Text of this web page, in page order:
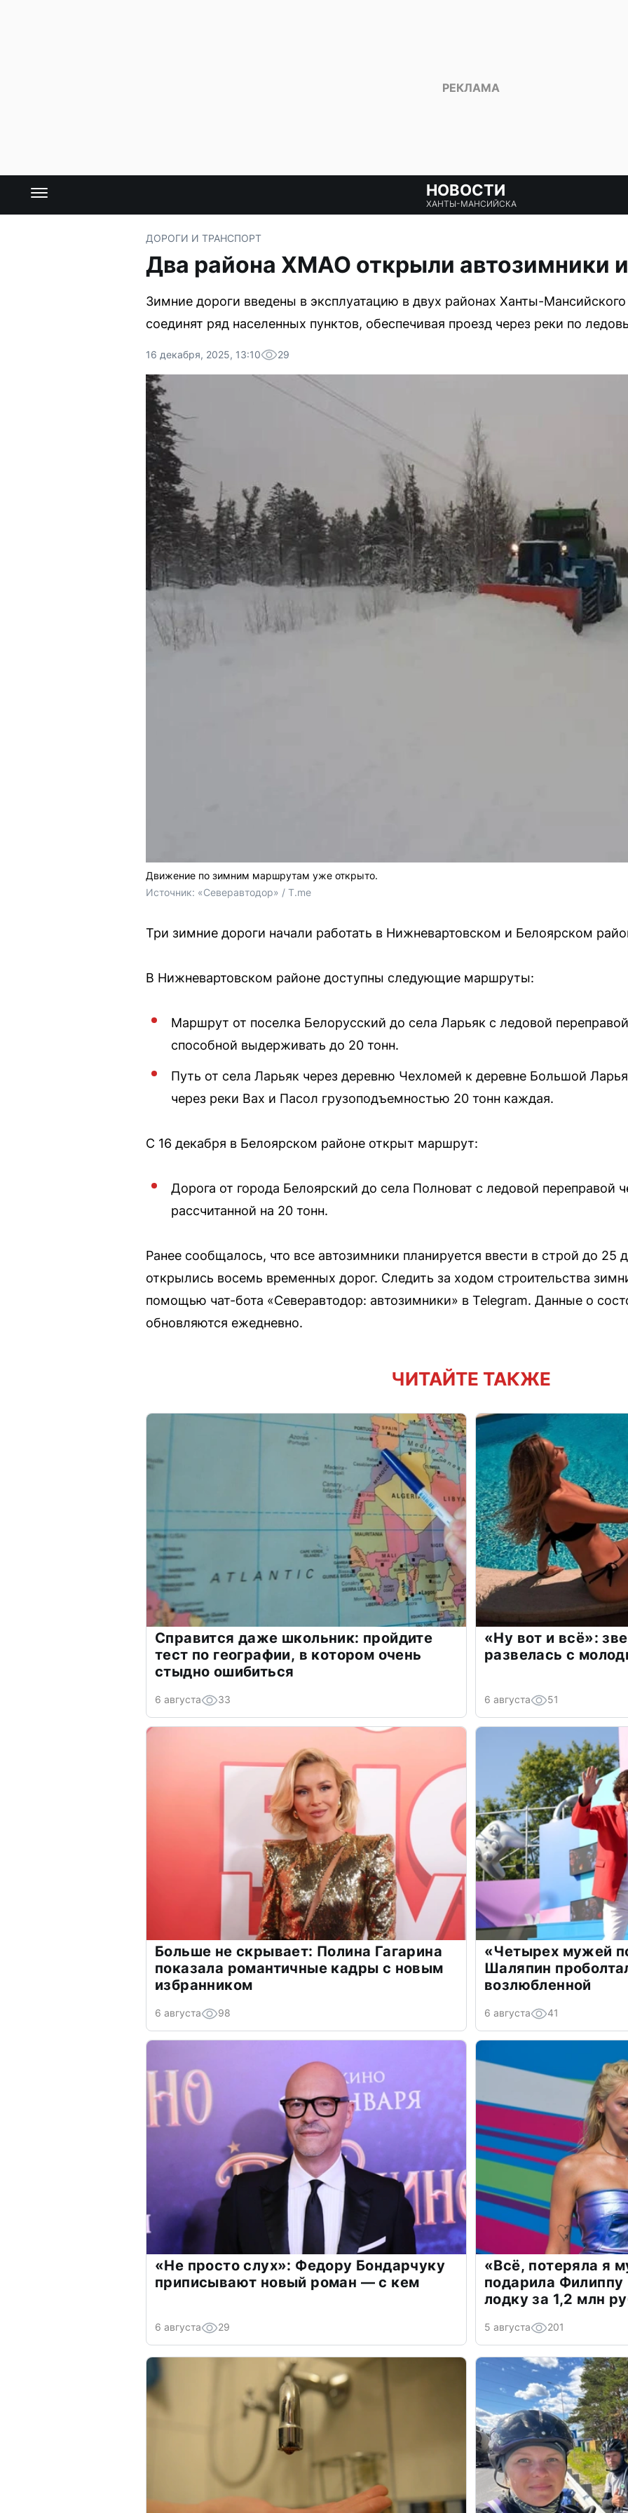
НОВОСТИ
ХАНТЫ-МАНСИЙСКА
ДОРОГИ И ТРАНСПОРТ
Два района ХМАО открыли автозимники
Зимние дороги введены в эксплуатацию в двух районах Ханты-
соединят ряд населенных пунктов, обеспечивая проезд через реки по
16 декабря, 2025, 13:10 29
Движение по зимним маршрутам уже открыто.
Источник: «Северавтодор» / T.me
Три зимние дороги начали работать в Нижневартовском и Белоярском
В Нижневартовском районе доступны следующие маршруты:
Маршрут от поселка Белорусский до села Ларьяк с ледовой
способной выдерживать до 20 тонн.
Путь от села Ларьяк через деревню Чехломей к деревне Большой
через реки Вах и Пасол грузоподъемностью 20 тонн каждая.
С 16 декабря в Белоярском районе открыт маршрут:
Дорога от города Белоярский до села Полноват с ледовой переправой
рассчитанной на 20 тонн.
Ранее сообщалось, что все автозимники планируется ввести в строй до 25
открылись восемь временных дорог. Следить за ходом строительства
помощью чат-бота «Северавтодор: автозимники» в Telegram. Данные о
обновляются ежедневно.
ЧИТАЙТЕ ТАКЖЕ
Справится даже школьник: пройдите
тест по географии, в котором очень
стыдно ошибиться
6 августа 33
«Ну вот и всё»:
развелась с
6 августа 51
Больше не скрывает: Полина Гагарина
показала романтичные кадры с новым
избранником
6 августа 98
«Четырех мужей
Шаляпин
возлюбленной
6 августа 41
«Не просто слух»: Федору Бондарчуку
приписывают новый роман — с кем
6 августа 29
«Всё, потеряла я
подарила
лодку за 1,2 млн
5 августа 201